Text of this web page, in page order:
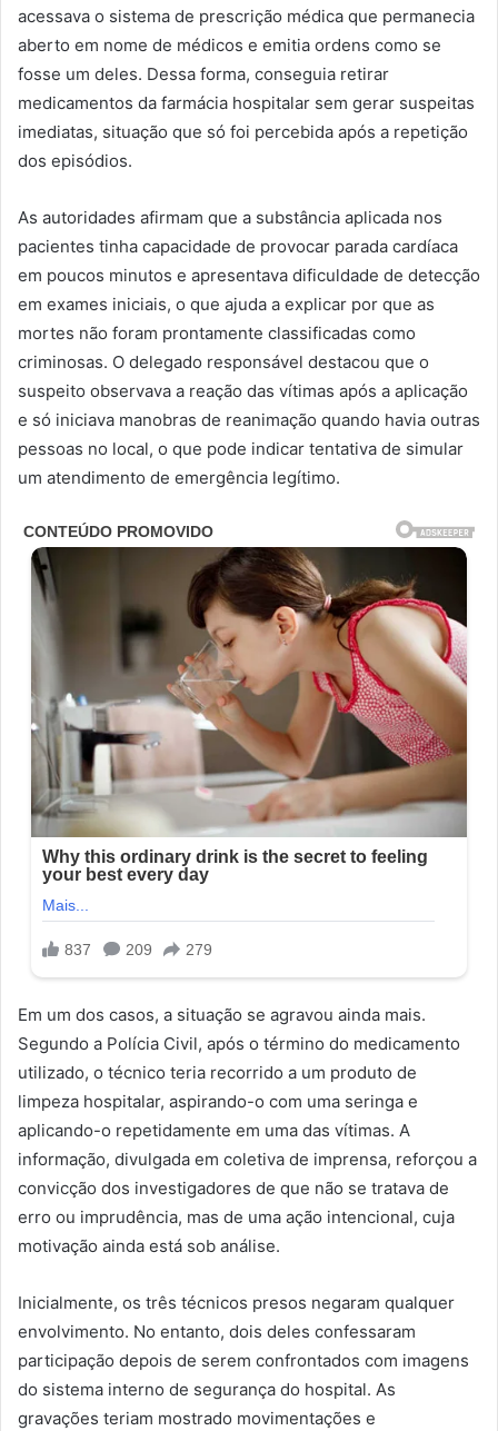
acessava o sistema de prescrição médica que permanecia
aberto em nome de médicos e emitia ordens como se
fosse um deles. Dessa forma, conseguia retirar
medicamentos da farmácia hospitalar sem gerar suspeitas
imediatas, situação que só foi percebida após a repetição
dos episódios.
As autoridades afirmam que a substância aplicada nos
pacientes tinha capacidade de provocar parada cardíaca
em poucos minutos e apresentava dificuldade de detecção
em exames iniciais, o que ajuda a explicar por que as
mortes não foram prontamente classificadas como
criminosas. O delegado responsável destacou que o
suspeito observava a reação das vítimas após a aplicação
e só iniciava manobras de reanimação quando havia outras
pessoas no local, o que pode indicar tentativa de simular
um atendimento de emergência legítimo.
Em um dos casos, a situação se agravou ainda mais.
Segundo a Polícia Civil, após o término do medicamento
utilizado, o técnico teria recorrido a um produto de
limpeza hospitalar, aspirando-o com uma seringa e
aplicando-o repetidamente em uma das vítimas. A
informação, divulgada em coletiva de imprensa, reforçou a
convicção dos investigadores de que não se tratava de
erro ou imprudência, mas de uma ação intencional, cuja
motivação ainda está sob análise.
Inicialmente, os três técnicos presos negaram qualquer
envolvimento. No entanto, dois deles confessaram
participação depois de serem confrontados com imagens
do sistema interno de segurança do hospital. As
gravações teriam mostrado movimentações e